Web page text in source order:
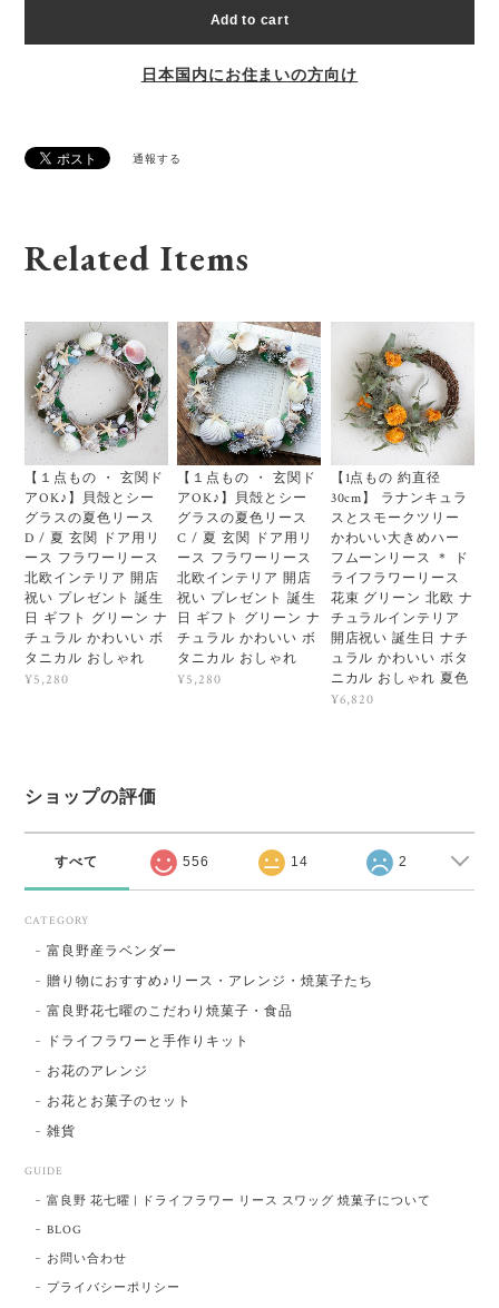
Add to cart
日本国内にお住まいの方向け
通報する
Related Items
【１点もの ・ 玄関ド
アOK♪】貝殻とシー
グラスの夏色リース
D / 夏 玄関 ドア用リ
ース フラワーリース
北欧インテリア 開店
祝い プレゼント 誕生
日 ギフト グリーン ナ
チュラル かわいい ボ
タニカル おしゃれ
¥5,280
【１点もの ・ 玄関ド
アOK♪】貝殻とシー
グラスの夏色リース
C / 夏 玄関 ドア用リ
ース フラワーリース
北欧インテリア 開店
祝い プレゼント 誕生
日 ギフト グリーン ナ
チュラル かわいい ボ
タニカル おしゃれ
¥5,280
【1点もの 約直径
30cm】 ラナンキュラ
スとスモークツリー
かわいい大きめハー
フムーンリース ＊ ド
ライフラワーリース
花束 グリーン 北欧 ナ
チュラルインテリア
開店祝い 誕生日 ナチ
ュラル かわいい ボタ
ニカル おしゃれ 夏色
¥6,820
ショップの評価
すべて 556 14 2
CATEGORY
富良野産ラベンダー
贈り物におすすめ♪リース・アレンジ・焼菓子たち
富良野花七曜のこだわり焼菓子・食品
ドライフラワーと手作りキット
お花のアレンジ
お花とお菓子のセット
雑貨
GUIDE
富良野 花七曜 | ドライフラワー リース スワッグ 焼菓子について
BLOG
お問い合わせ
プライバシーポリシー